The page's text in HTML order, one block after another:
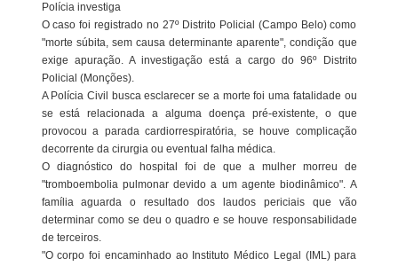
Polícia investiga
O caso foi registrado no 27º Distrito Policial (Campo Belo) como
"morte súbita, sem causa determinante aparente", condição que
exige apuração. A investigação está a cargo do 96º Distrito
Policial (Monções).
A Polícia Civil busca esclarecer se a morte foi uma fatalidade ou
se está relacionada a alguma doença pré-existente, o que
provocou a parada cardiorrespiratória, se houve complicação
decorrente da cirurgia ou eventual falha médica.
O diagnóstico do hospital foi de que a mulher morreu de
"tromboembolia pulmonar devido a um agente biodinâmico". A
família aguarda o resultado dos laudos periciais que vão
determinar como se deu o quadro e se houve responsabilidade
de terceiros.
"O corpo foi encaminhado ao Instituto Médico Legal (IML) para